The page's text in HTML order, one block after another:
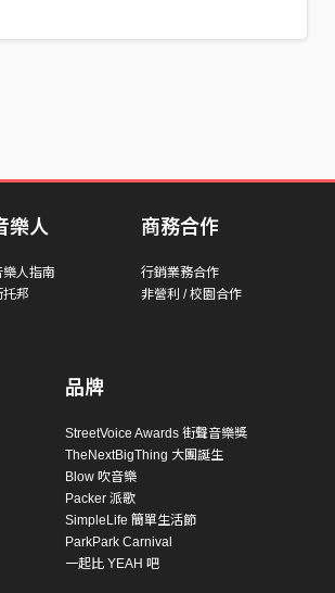
樂人
樂人指南
托邦
商務合作
行銷業務合作
非營利 / 校園合作
品牌
StreetVoice Awards 街聲音樂獎
TheNextBigThing 大團誕生
Blow 吹音樂
Packer 派歌
SimpleLife 簡單生活節
ParkPark Carnival
一起比 YEAH 吧